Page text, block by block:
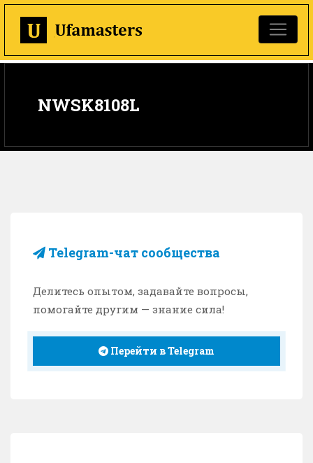
NWSK8108L
Telegram-чат сообщества
Делитесь опытом, задавайте вопросы,
помогайте другим — знание сила!
Перейти в Telegram